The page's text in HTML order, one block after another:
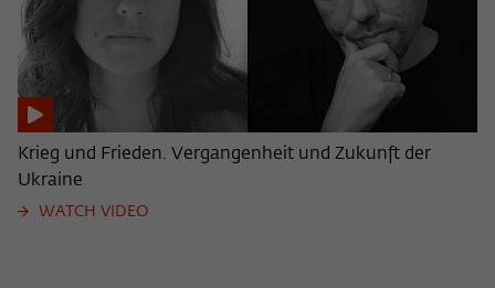
Krieg und Frieden. Vergangenheit und Zukunft der
Ukraine
WATCH VIDEO